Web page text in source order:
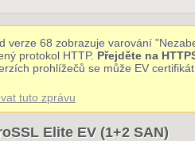
verze 68 zobrazuje varování
protokol HTTP. Přejděte na
prohlížečů se může EV
tuto zprávu
Elite EV (1+2 SAN)